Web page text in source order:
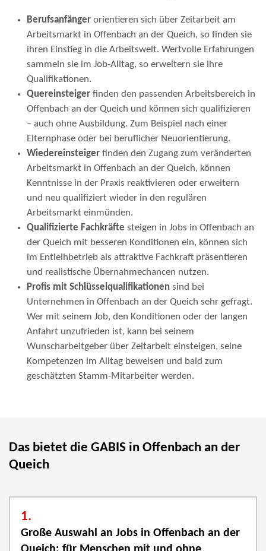
Berufsanfänger orientieren sich über Zeitarbeit am
Arbeitsmarkt in Offenbach an der Queich, so finden sie
ihren Einstieg in die Arbeitswelt. Wertvolle Erfahrungen
sammeln sie im Job-Alltag, so erweitern sie ihre
Qualifikationen.
Quereinsteiger finden den passenden Arbeitsbereich in
Offenbach an der Queich und können sich qualifizieren
– auch ohne Ausbildung. Zum Beispiel nach einer
Elternphase oder bei beruflicher Neuorientierung.
Wiedereinsteiger finden den Zugang zum veränderten
Arbeitsmarkt in Offenbach an der Queich, können
Kenntnisse in der Praxis reaktivieren oder erweitern
und neu qualifiziert wieder in den regulären
Arbeitsmarkt einmünden.
Qualifizierte Fachkräfte steigen in Jobs in Offenbach an
der Queich mit besseren Konditionen ein, können sich
im Entleihbetrieb als attraktive Fachkraft präsentieren
und realistische Übernahmechancen nutzen.
Profis mit Schlüsselqualifikationen sind bei
Unternehmen in Offenbach an der Queich sehr gefragt.
Wer mit seinem Job, den Konditionen oder der langen
Anfahrt unzufrieden ist, kann bei seinem
Wunscharbeitgeber über Zeitarbeit einsteigen, seine
Kompetenzen im Alltag beweisen und bald zum
geschätzten Stamm-Mitarbeiter werden.
Das bietet die GABIS in Offenbach an der
Queich
1.
Große Auswahl an Jobs in Offenbach an der